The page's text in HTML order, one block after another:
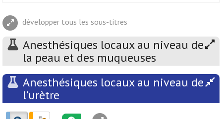
développer tous les sous-titres
Anesthésiques locaux au niveau de
la peau et des muqueuses
Anesthésiques locaux au niveau de
l'urètre